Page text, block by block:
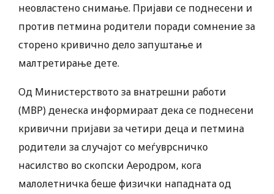
неовластено снимање. Пријави се поднесени и
против петмина родители поради сомнение за
сторено кривично дело запуштање и
малтретирање дете.
Од Министерството за внатрешни работи
(МВР) денеска информираат дека се поднесени
кривични пријави за четири деца и петмина
родители за случајот со меѓуврсничко
насилство во скопски Аеродром, кога
малолетничка беше физички нападната од